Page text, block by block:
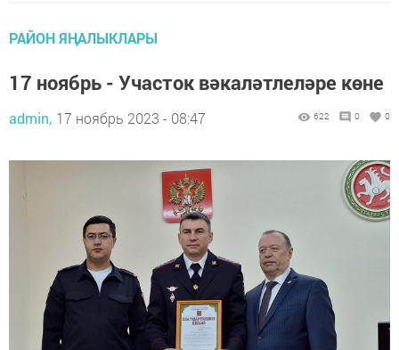
РАЙОН ЯҢАЛЫКЛАРЫ
17 ноябрь - Участок вәкаләтлеләре көне
admin, 17 ноябрь 2023 - 08:47 622 0 0